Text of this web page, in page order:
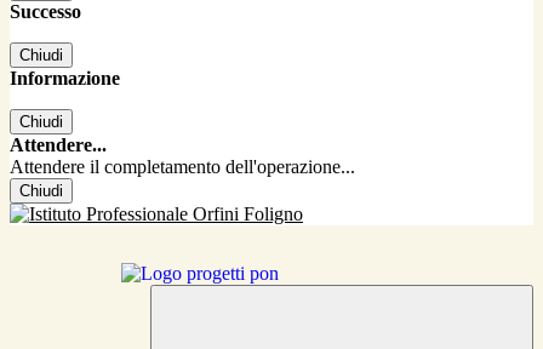
Successo
Chiudi
Informazione
Chiudi
Attendere...
Attendere il completamento dell'operazione...
Chiudi